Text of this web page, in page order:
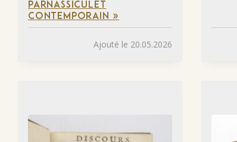
PARNASSICULET
CONTEMPORAIN »
Ajouté le 20.05.2026